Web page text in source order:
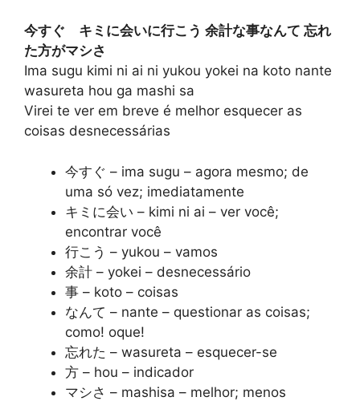
今すぐ キミに会いに行こう 余計な事なんて 忘れ
た方がマシさ
Ima sugu kimi ni ai ni yukou yokei na koto nante
wasureta hou ga mashi sa
Virei te ver em breve é melhor esquecer as
coisas desnecessárias
今すぐ – ima sugu – agora mesmo; de
uma só vez; imediatamente
キミに会い – kimi ni ai – ver você;
encontrar você
行こう – yukou – vamos
余計 – yokei – desnecessário
事 – koto – coisas
なんて – nante – questionar as coisas;
como! oque!
忘れた – wasureta – esquecer-se
方 – hou – indicador
マシさ – mashisa – melhor; menos